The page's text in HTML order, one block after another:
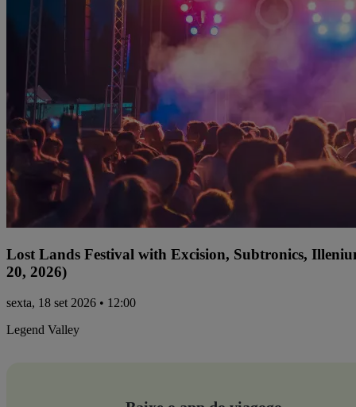
Lost Lands Festival with Excision, Subtronics,
20, 2026)
sexta, 18 set 2026 • 12:00
Legend Valley